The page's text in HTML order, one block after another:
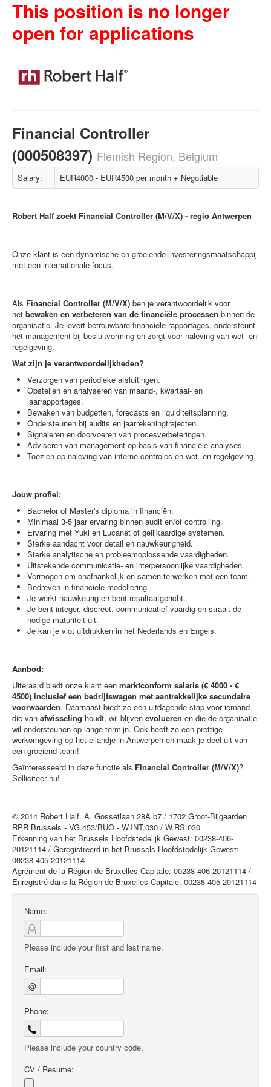
This position is no longer
open for applications
Financial Controller
(000508397) Flemish Region, Belgium
Salary: EUR4000 - EUR4500 per month + Negotiable
Robert Half zoekt Financial Controller (M/V/X) - regio Antwerpen
Onze klant is een dynamische en groeiende investeringsmaatschappij
met een internationale focus.
Als Financial Controller (M/V/X) ben je verantwoordelijk voor
het bewaken en verbeteren van de financiële processen binnen de
organisatie. Je levert betrouwbare financiële rapportages, ondersteunt
het management bij besluitvorming en zorgt voor naleving van wet- en
regelgeving.
Wat zijn je verantwoordelijkheden?
Verzorgen van periodieke afsluitingen.
Opstellen en analyseren van maand-, kwartaal- en
jaarrapportages.
Bewaken van budgetten, forecasts en liquiditeitsplanning.
Ondersteunen bij audits en jaarrekeningtrajecten.
Signaleren en doorvoeren van procesverbeteringen.
Adviseren van management op basis van financiële analyses.
Toezien op naleving van interne controles en wet- en regelgeving.
Jouw profiel:
Bachelor of Master's diploma in financiën.
Minimaal 3-5 jaar ervaring binnen audit en/of controlling.
Ervaring met Yuki en Lucanet of gelijkaardige systemen.
Sterke aandacht voor detail en nauwkeurigheid.
Sterke analytische en probleemoplossende vaardigheden.
Uitstekende communicatie- en interpersoonlijke vaardigheden.
Vermogen om onafhankelijk en samen te werken met een team.
Bedreven in financiële modellering .
Je werkt nauwkeurig en bent resultaatgericht.
Je bent integer, discreet, communicatief vaardig en straalt de
nodige maturiteit uit.
Je kan je vlot uitdrukken in het Nederlands en Engels.
Aanbod:
Uiteraard biedt onze klant een marktconform salaris (€ 4000 - €
4500) inclusief een bedrijfswagen met aantrekkelijke secundaire
voorwaarden. Daarnaast biedt ze een uitdagende stap voor iemand
die van afwisseling houdt, wil blijven evolueren en die de organisatie
wil ondersteunen op lange termijn. Ook heeft ze een prettige
werkomgeving op het eilandje in Antwerpen en maak je deel uit van
een groeiend team!
Geïnteresseerd in deze functie als Financial Controller (M/V/X)?
Solliciteer nu!
© 2014 Robert Half. A. Gossetlaan 28A b7 / 1702 Groot-Bijgaarden
RPR Brussels - VG.453/BUO - W.INT.030 / W.RS.030
Erkenning van het Brussels Hoofdstedelijk Gewest: 00238-406-
20121114 / Geregistreerd in het Brussels Hoofdstedelijk Gewest:
00238-405-20121114
Agrément de la Région de Bruxelles-Capitale: 00238-406-20121114 /
Enregistré dans la Région de Bruxelles-Capitale: 00238-405-20121114
Name:
Please include your first and last name.
Email:
@
Phone:
Please include your country code.
CV / Resume: